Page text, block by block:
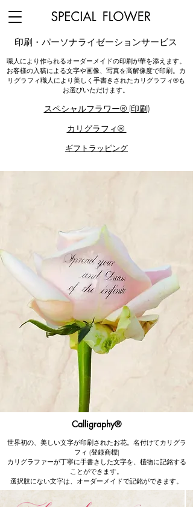
印刷 ​・パーソナライゼーションサービス
職人により作られるオーダーメイドの印刷が華を添えます。
お客様の入稿による文字や画像、写真を高解像度で印刷。カ
リグラフィ職人により美しく手書きされたカリグラフィ®︎も
お選びいただけます。
スペシャルフラワー®︎ (印刷)
カリグラフィ®︎
ギフトラッピング
​Calligraphy®︎
世界初の、美しい文字が印刷されたお花。名付けてカリグラ
フィ (登録商標)
カリグラファーが丁寧に手書きした文字を、植物に記銘する
ことができます。
選択肢にない文字は、オーダーメイドで記銘ができます。